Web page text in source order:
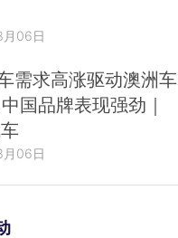
06日
需求高涨驱动澳洲车
国品牌表现强劲｜
06日